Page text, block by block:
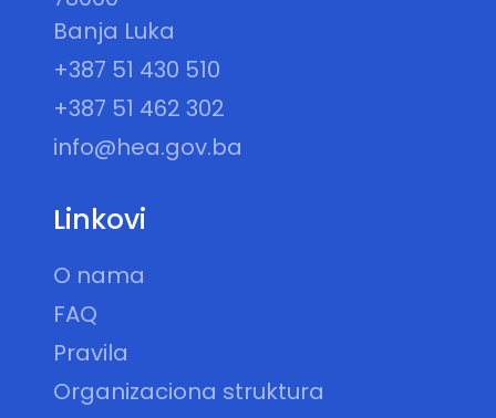
Banja Luka
+387 51 430 510
+387 51 462 302
info@hea.gov.ba
Linkovi
O nama
FAQ
Pravila
Organizaciona struktura